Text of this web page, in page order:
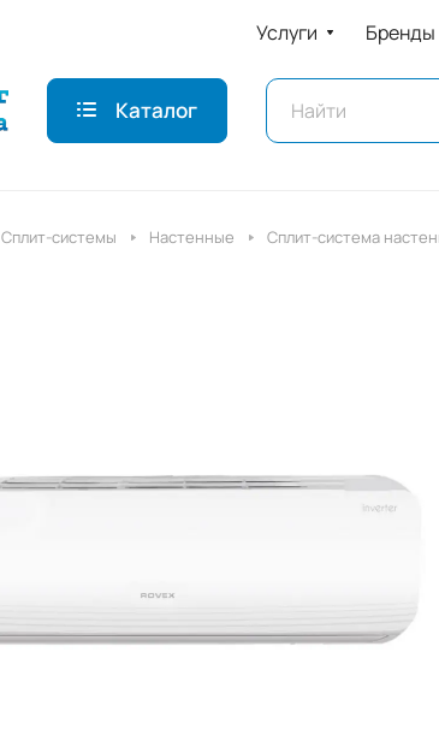
Услуги Бренды
Каталог
Сплит-системы Настенные Сплит-система